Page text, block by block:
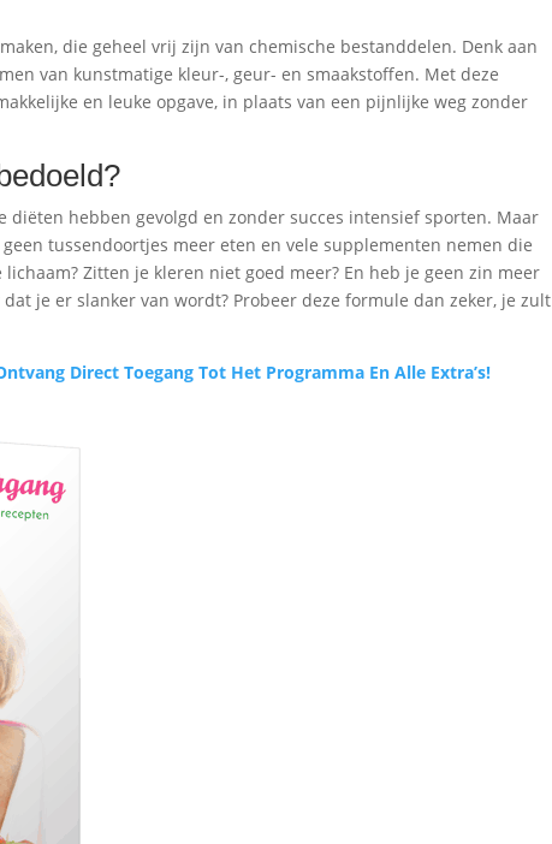
die geheel vrij zijn van chemische bestanddelen. Denk aan
van kunstmatige kleur-, geur- en smaakstoffen. Met deze
en leuke opgave, in plaats van een pijnlijke weg zonder
diëten hebben gevolgd en zonder succes intensief sporten. Maar
tussendoortjes meer eten en vele supplementen nemen die
Zitten je kleren niet goed meer? En heb je geen zin meer
je er slanker van wordt? Probeer deze formule dan zeker, je zult
Direct Toegang Tot Het Programma En Alle Extra’s!